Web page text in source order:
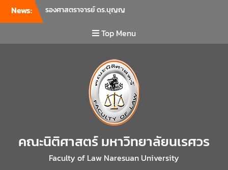
News:
รองศาสตราจารย์ ดร.บุญญ
คณะนิติศาสตร์ เป็นประธานที่
ประชุมผู้บริหารคณะพบ
เป็นการเตรียมพร้อมก่อนเปิด
ภาคเรียนต้น ปีการศึกษา 2569
พร้อมด้วยรองคณบดีทุกฝ่าย
เข้าร่วมแจ้งนโยบายแนวทาง
การบริหารงานในแต่ละด้านของ
คณะ รวมทั้งการเตรียมความ
รายวิชาวิจัยทางกฎหมาย และ
รายวิชาตรรกศาสตร์และการ
Top Menu
คณะนิติศาสตร์ มหาวิทยาลัยนเรศวร
Faculty of Law Naresuan University